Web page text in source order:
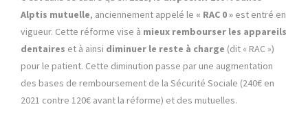
Alptis mutuelle, anciennement appelé le « RAC 0 » est entré en
vigueur. Cette réforme vise à mieux rembourser les appareils
dentaires et à ainsi diminuer le reste à charge (dit « RAC »)
pour le patient. Cette diminution passe par une augmentation
des bases de remboursement de la Sécurité Sociale (240€ en
2021 contre 120€ avant la réforme) et des mutuelles.